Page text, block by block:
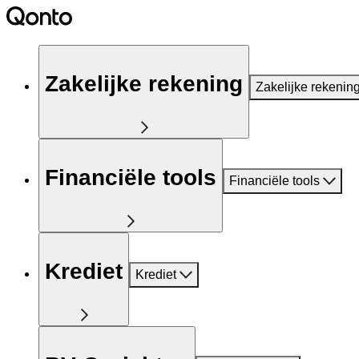
Zakelijke rekening Zakelijke
Financiële tools Financiële tools
Krediet Krediet